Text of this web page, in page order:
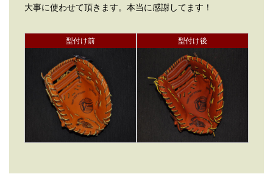
大事に使わせて頂きます。本当に感謝してます！
型付け前 型付け後